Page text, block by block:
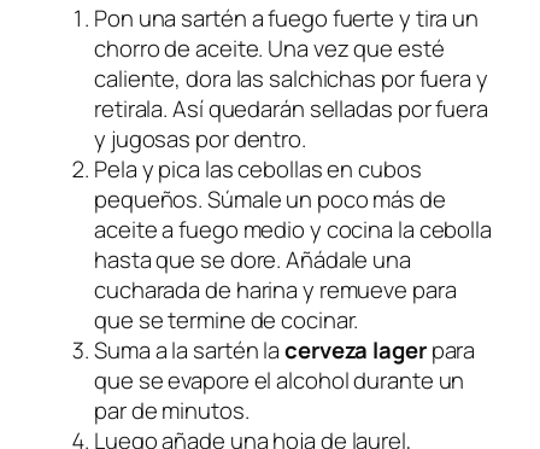
Pon una sartén a fuego fuerte y tira un
chorro de aceite. Una vez que esté
caliente, dora las salchichas por fuera y
retirala. Así quedarán selladas por fuera
y jugosas por dentro.
Pela y pica las cebollas en cubos
pequeños. Súmale un poco más de
aceite a fuego medio y cocina la cebolla
hasta que se dore. Añádale una
cucharada de harina y remueve para
que se termine de cocinar.
Suma a la sartén lacerveza lagerpara
que se evapore el alcohol durante un
par de minutos.
Luego añade una hoja de laurel,